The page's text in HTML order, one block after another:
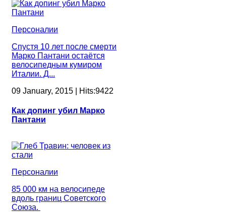
Персоналии
Спустя 10 лет после смерти
Марко Пантани остаётся
велосипедным кумиром
Италии. Д...
09 January, 2015 | Hits:9422
Как допинг убил Марко
Пантани
Персоналии
85 000 км на велосипеде
вдоль границ Советского
Союза.